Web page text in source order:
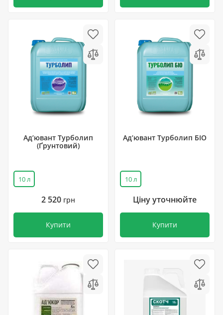
Ад’ювант Турболип
(Ґрунтовий)
10 л
2 520 грн
Купити
Ад’ювант Турболип БІО
10 л
Ціну уточнюйте
Купити